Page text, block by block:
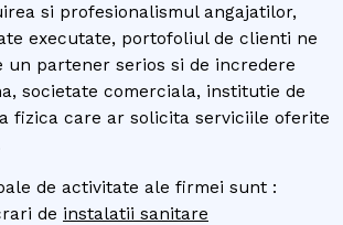
si profesionalismul angajatilor,
executate, portofoliul de clienti ne
un partener serios si de incredere
societate comerciala, institutie de
fizica care ar solicita serviciile oferite
de activitate ale firmei sunt :
de instalatii sanitare